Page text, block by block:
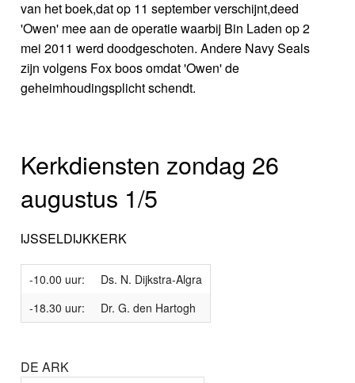
van het boek,dat op 11 september verschijnt,deed
'Owen' mee aan de operatie waarbij Bin Laden op 2
mei 2011 werd doodgeschoten. Andere Navy Seals
zijn volgens Fox boos omdat 'Owen' de
geheimhoudingsplicht schendt.
Kerkdiensten zondag 26
augustus 1/5
IJSSELDIJKKERK
-10.00 uur:
Ds. N. Dijkstra-Algra
-18.30 uur:
Dr. G. den Hartogh
DE ARK